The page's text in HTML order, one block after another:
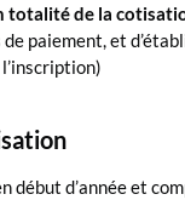
totalité de la
paiement, et
début d’année et